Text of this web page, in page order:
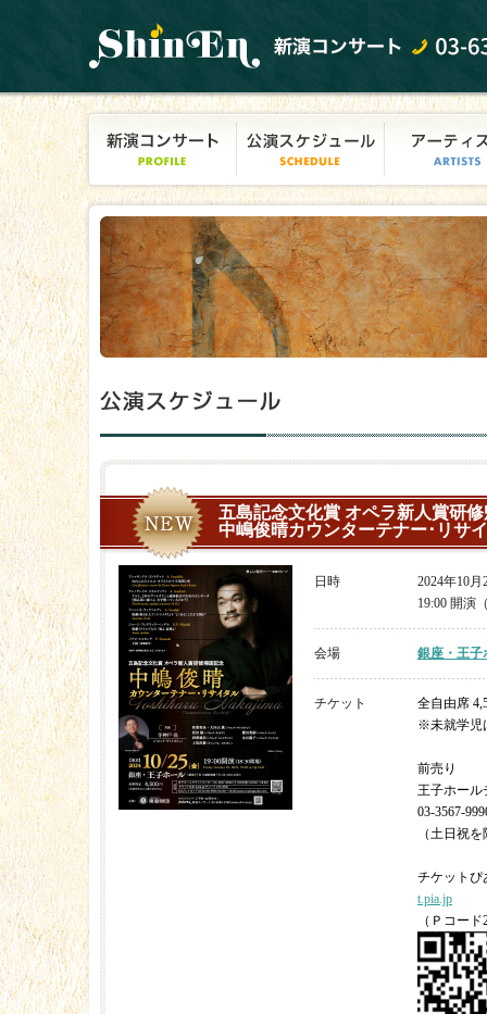
五島記念文化賞 オペラ新人賞研
中嶋俊晴カウンターテナー･リサ
日時
2024年10
19:00 開演
会場 銀座・王子
チケット
全自由席
※未就学児
前売り
王子ホール
03-3567-
（土日祝
チケットぴ
t.pia.jp
（Ｐコー